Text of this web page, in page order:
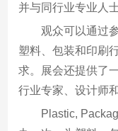
并与同行业专业人
观众可以通过
塑料、包装和印刷
求。展会还提供了
行业专家、设计师
Plastic,